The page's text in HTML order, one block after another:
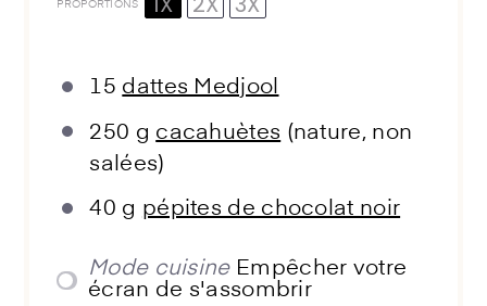
PROPORTIONS
15 dattes Medjool
250 g cacahuètes (nature, non
salées)
40 g pépites de chocolat noir
Mode cuisine Empêcher votre
écran de s'assombrir